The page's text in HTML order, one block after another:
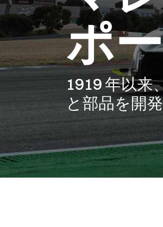
ポ
1919 年以来
と部品を開